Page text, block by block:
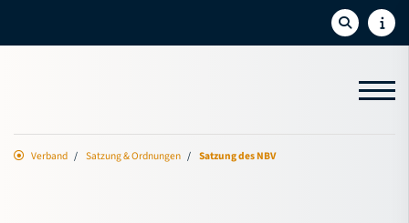
Verband Satzung & Ordnungen Satzung des NBV
Aktuelles